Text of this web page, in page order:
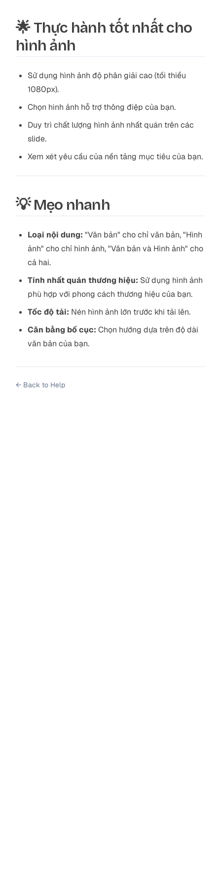
🌟 Thực hành tốt nhất cho
hình ảnh
Sử dụng hình ảnh độ phân giải cao (tối thiểu
1080px).
Chọn hình ảnh hỗ trợ thông điệp của bạn.
Duy trì chất lượng hình ảnh nhất quán trên các
slide.
Xem xét yêu cầu của nền tảng mục tiêu của bạn.
💡 Mẹo nhanh
Loại nội dung: "Văn bản" cho chỉ văn bản, "Hình
ảnh" cho chỉ hình ảnh, "Văn bản và Hình ảnh" cho
cả hai.
Tính nhất quán thương hiệu: Sử dụng hình ảnh
phù hợp với phong cách thương hiệu của bạn.
Tốc độ tải: Nén hình ảnh lớn trước khi tải lên.
Cân bằng bố cục: Chọn hướng dựa trên độ dài
văn bản của bạn.
← Back to Help